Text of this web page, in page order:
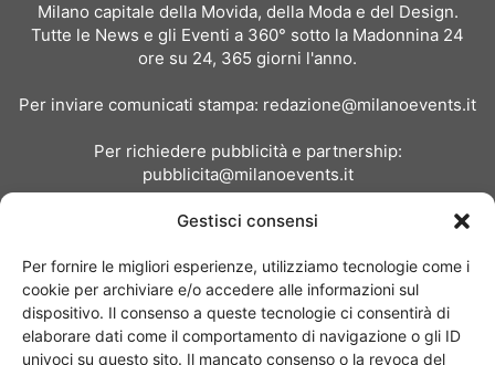
Gestisci consensi
Per fornire le migliori esperienze, utilizziamo tecnologie come i
cookie per archiviare e/o accedere alle informazioni sul
dispositivo. Il consenso a queste tecnologie ci consentirà di
elaborare dati come il comportamento di navigazione o gli ID
univoci su questo sito. Il mancato consenso o la revoca del
Milano capitale della Movida, della Moda e del Design.
Tutte le News e gli Eventi a 360° sotto la Madonnina 24
ore su 24, 365 giorni l'anno.
Per inviare comunicati stampa: redazione@milanoevents.it
Per richiedere pubblicità e partnership:
pubblicita@milanoevents.it